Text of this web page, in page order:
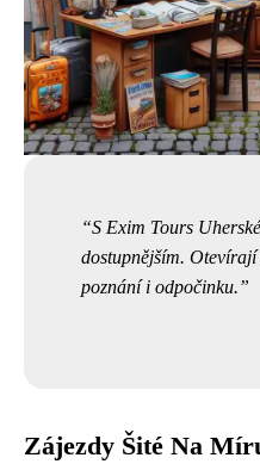
S Exim Tours
dostupnějším. Otevírají
poznání i odpočinku.
Zájezdy Šité Na